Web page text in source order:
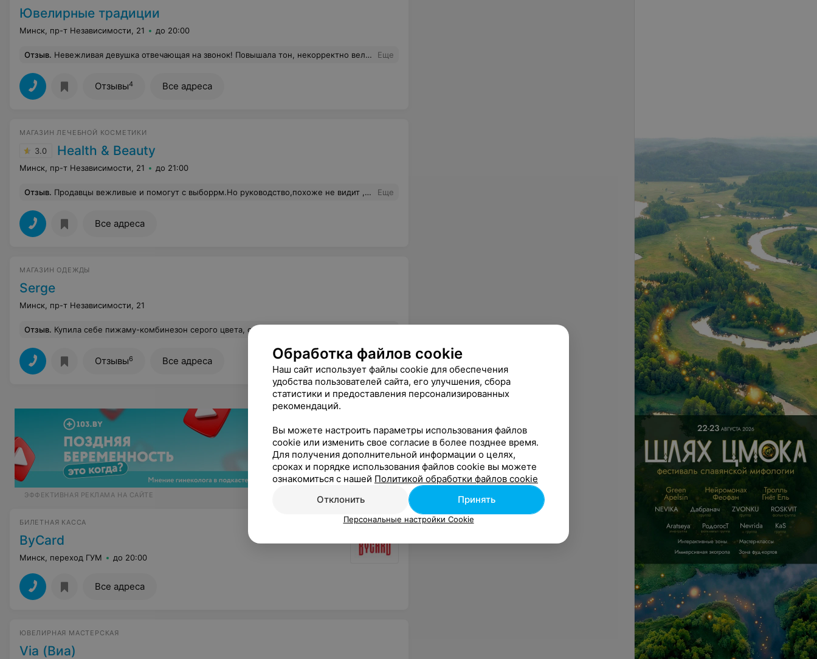
Ювелирные традиции
Минск, пр-т Независимости, 21 до 20:00
Отзыв. Невежливая девушка отвечающая на звонок! Повышала тон, некорректно вела разговор с клиентом! Желание обращаться именно в эту мастерскую отпало сразу! Еще
Отзывы4 Все адреса
МАГАЗИН ЛЕЧЕБНОЙ КОСМЕТИКИ
3.0 Health & Beauty
Минск, пр-т Независимости, 21 до 21:00
Отзыв. Продавцы вежливые и помогут с выборрм.Но руководство,похоже не видит ,что их пакеты,котрые,еще и продают в магазине с дорогой продукцией рвутся. Еще
Все адреса
МАГАЗИН ОДЕЖДЫ
Serge
Минск, пр-т Независимости, 21
Отзыв. Купила себе пижаму-комбинезон серого цвета, с кружевом и открытой спиной - я в восторге, правда! Самая удобная пижама для сна. В общем, я довольна, спасибо большое Serge, теперь только к вам, а то проблема всегда купить что-то подобное
Отзывы6 Все адреса
ЭФФЕКТИВНАЯ РЕКЛАМА НА САЙТЕ
БИЛЕТНАЯ КАССА
ByCard
Минск, переход ГУМ до 20:00
Все адреса
ЮВЕЛИРНАЯ МАСТЕРСКАЯ
Via (Виа)
Обработка файлов cookie
Наш сайт использует файлы cookie для обеспечения
удобства пользователей сайта, его улучшения, сбора
статистики и предоставления персонализированных
рекомендаций.
Вы можете настроить параметры использования файлов
cookie или изменить свое согласие в более позднее время.
Для получения дополнительной информации о целях,
сроках и порядке использования файлов cookie вы можете
ознакомиться с нашей Политикой обработки файлов cookie
Отклонить
Принять
Персональные настройки Cookie